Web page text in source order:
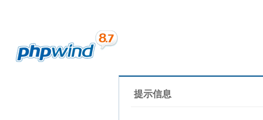
提示信息